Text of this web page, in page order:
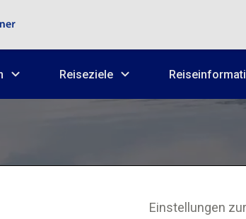
Reiseziele
Einstellungen